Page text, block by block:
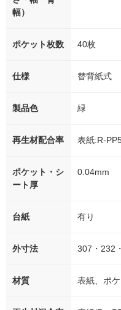
幅）
ポケット枚数 40枚
仕様 替背紙式
製品色 緑
再生材配合率 表紙:R-
ポケット・シ
ート厚
0.04mm
台紙 有り
外寸法 307・232
材質 表紙、ポ